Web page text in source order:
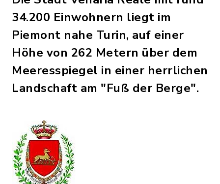
34.200 Einwohnern liegt im
Piemont nahe Turin, auf einer
Höhe von 262 Metern über dem
Meeresspiegel in einer herrlichen
Landschaft am "Fuß der Berge".